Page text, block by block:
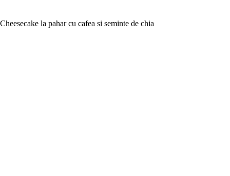
Cheesecake la pahar cu cafea si seminte de chia